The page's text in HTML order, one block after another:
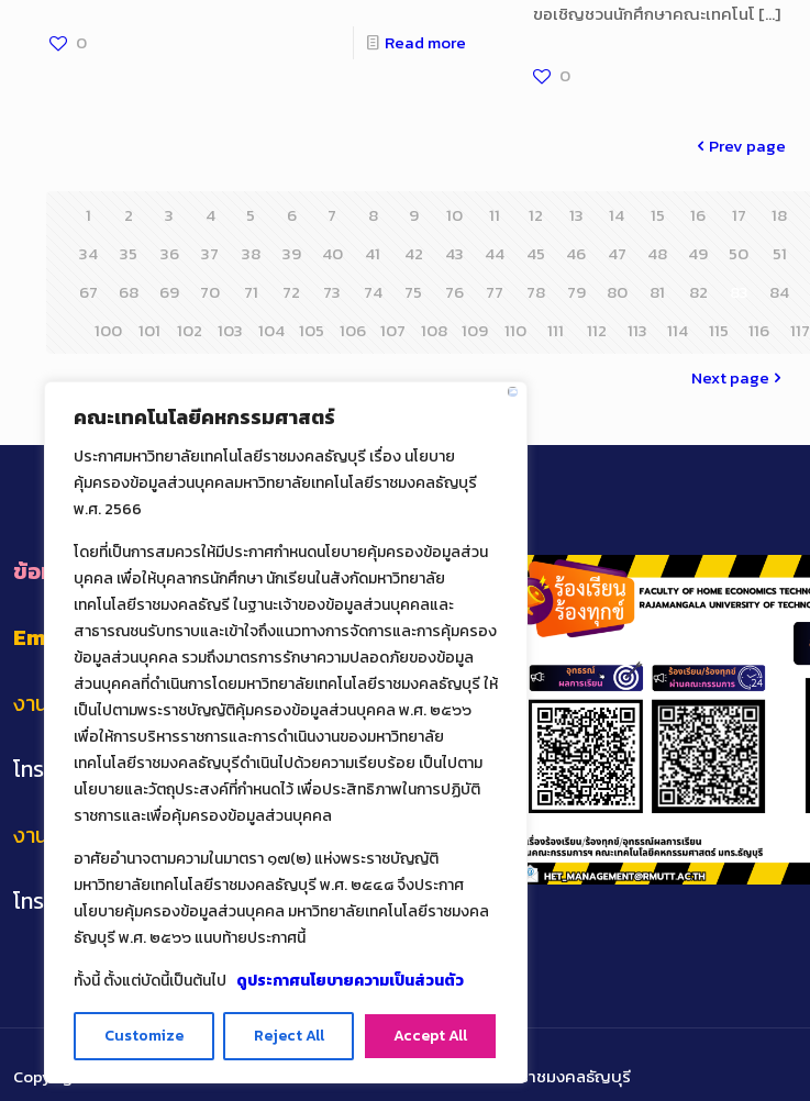
คณะเทคโนโลยีคหกรรมศาสตร์
ประกาศมหาวิทยาลัยเทคโนโลยีราชมงคลธัญบุรี เรื่อง นโยบาย
คุ้มครองข้อมูลส่วนบุคคลมหาวิทยาลัยเทคโนโลยีราชมงคลธัญบุรี
พ.ศ. 2566
โดยที่เป็นการสมควรให้มีประกาศกำหนดนโยบายคุ้มครองข้อมูลส่วน
บุคคล เพื่อให้บุคลากรนักศึกษา นักเรียนในสังกัดมหาวิทยาลัย
เทคโนโลยีราชมงคลธัญรี ในฐานะเจ้าของข้อมูลส่วนบุคคลและ
สาธารณชนรับทราบและเข้าใจถึงแนวทางการจัดการและการคุ้มครอง
ข้อมูลส่วนบุคคล รวมถึงมาตรการรักษาความปลอดภัยของข้อมูล
ส่วนบุคคลที่ดำเนินการโดยมหาวิทยาลัยเทคโนโลยีราชมงคลธัญบุรี ให้
เป็นไปตามพระราชบัญญัติคุ้มครองข้อมูลส่วนบุคคล พ.ศ. ๒๕๖๖
เพื่อให้การบริหารราชการและการดำเนินงานของมหาวิทยาลัย
เทคโนโลยีราชมงคลธัญบุรีดำเนินไปด้วยความเรียบร้อย เป็นไปตาม
นโยบายและวัตถุประสงค์ที่กำหนดไว้ เพื่อประสิทธิภาพในการปฏิบัติ
ราชการและเพื่อคุ้มครองข้อมูลส่วนบุคคล
อาศัยอำนาจตามความในมาตรา ๑๗(๒) แห่งพระราชบัญญัติ
มหาวิทยาลัยเทคโนโลยีราชมงคลธัญบุรี พ.ศ. ๒๕๔๘ จึงประกาศ
นโยบายคุ้มครองข้อมูลส่วนบุคคล มหาวิทยาลัยเทคโนโลยีราชมงคล
ธัญบุรี พ.ศ. ๒๕๖๖ แนบท้ายประกาศนี้
ทั้งนี้ ตั้งแต่บัดนี้เป็นต้นไป ดูประกาศนโยบายความเป็นส่วนตัว
Customize Reject All Accept All
0 Read more
ขอเชิญชวนนักศึกษาคณะเทคโนโ […]
0
Prev page
1 2 3 4 5 6 7 8 9 10 11 12 13 14 15 16 17 18
34
35 36 37 38 39 40 41 42 43 44 45 46 47 48 49 50 51
67
68 69 70 71 72 73 74 75 76 77 78 79 80 81 82 84
100
101 102 103 104 105 106 107 108 109 110 111 112 113 114 115 116 117
Next page
ข้อมูลการติดต่อหน่วยงานภายในคณะ
Email : het@rmutt.ac.th
งานทะเบียนและบริการนักศึกษาแบบเบ็ดเสร็จ
โทร.02 549 3159
งานสหกิจศึกษาและฝึกงาน
โทร.02 549 3162
Copyright ©️ 2022 คณะเทคโนโลยีคหกรรมศาสตร์ มหาวิทยาลัยเทคโนโลยีราชมงคลธัญบุรี